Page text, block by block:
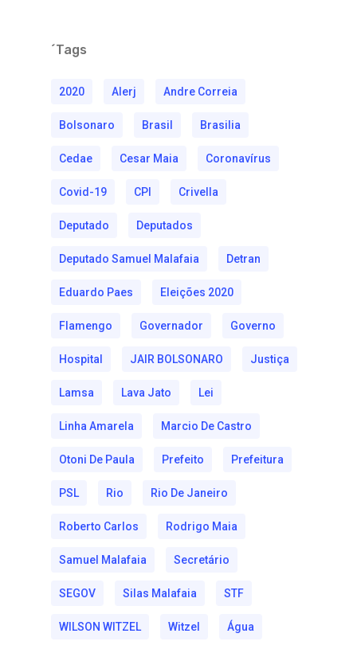
´Tags
2020 Alerj Andre Correia
Bolsonaro Brasil Brasilia
Cedae Cesar Maia Coronavírus
Covid-19 CPI Crivella
Deputado Deputados
Deputado Samuel Malafaia Detran
Eduardo Paes Eleições 2020
Flamengo Governador Governo
Hospital JAIR BOLSONARO Justiça
Lamsa Lava Jato Lei
Linha Amarela Marcio De Castro
Otoni De Paula Prefeito Prefeitura
PSL Rio Rio De Janeiro
Roberto Carlos Rodrigo Maia
Samuel Malafaia Secretário
SEGOV Silas Malafaia STF
WILSON WITZEL Witzel Água